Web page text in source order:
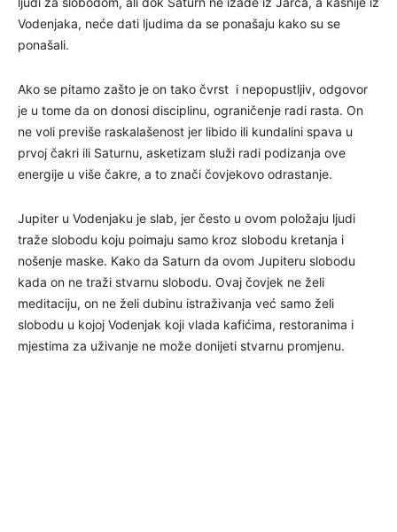
Vodenjaka, neće dati ljudima da se ponašaju kako su se
ponašali.
Ako se pitamo zašto je on tako čvrst i nepopustljiv, odgovor
je u tome da on donosi disciplinu, ograničenje radi rasta. On
ne voli previše raskalašenost jer libido ili kundalini spava u
prvoj čakri ili Saturnu, asketizam služi radi podizanja ove
energije u više čakre, a to znači čovjekovo odrastanje.
Jupiter u Vodenjaku je slab, jer često u ovom položaju ljudi
traže slobodu koju poimaju samo kroz slobodu kretanja i
nošenje maske. Kako da Saturn da ovom Jupiteru slobodu
kada on ne traži stvarnu slobodu. Ovaj čovjek ne želi
meditaciju, on ne želi dubinu istraživanja već samo želi
slobodu u kojoj Vodenjak koji vlada kafićima, restoranima i
mjestima za uživanje ne može donijeti stvarnu promjenu.